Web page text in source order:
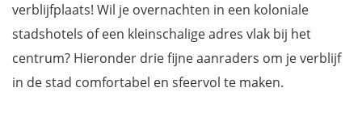
verblijfplaats! Wil je overnachten in een koloniale
stadshotels of een kleinschalige adres vlak bij het
centrum? Hieronder drie fijne aanraders om je verblijf
in de stad comfortabel en sfeervol te maken.